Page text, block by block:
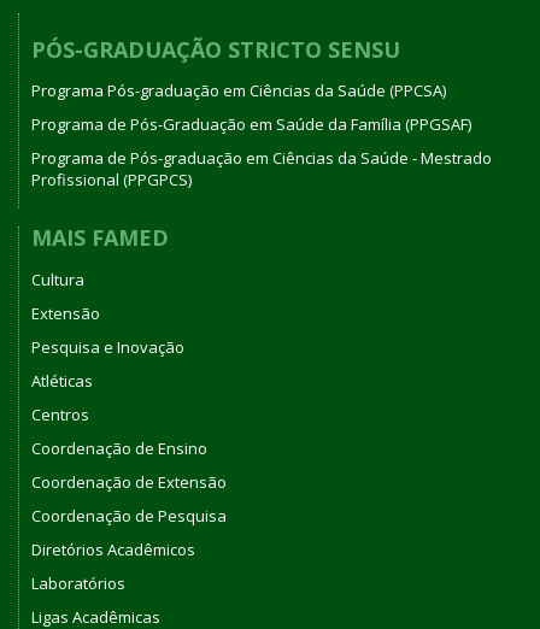
PÓS-GRADUAÇÃO STRICTO SENSU
Programa Pós-graduação em Ciências da Saúde (PPCSA)
Programa de Pós-Graduação em Saúde da Família (PPGSAF)
Programa de Pós-graduação em Ciências da Saúde - Mestrado
Profissional (PPGPCS)
MAIS FAMED
Cultura
Extensão
Pesquisa e Inovação
Atléticas
Centros
Coordenação de Ensino
Coordenação de Extensão
Coordenação de Pesquisa
Diretórios Acadêmicos
Laboratórios
Ligas Acadêmicas